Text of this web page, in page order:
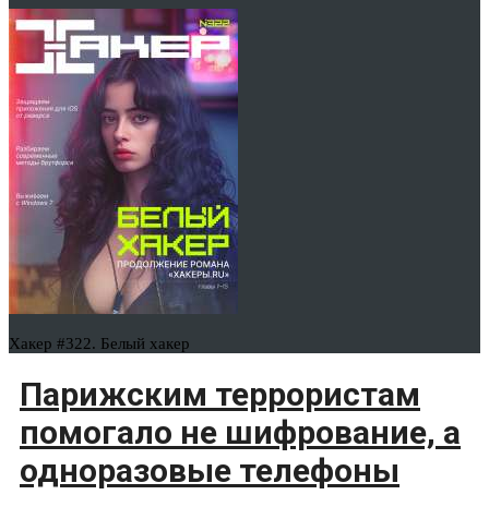
Хакер #322. Белый хакер
Парижским террористам
помогало не шифрование, а
одноразовые телефоны